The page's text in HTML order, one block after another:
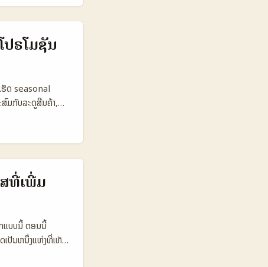
ທາງການເມື່ອກ່ອນ
ຄົ້ນຫາຄຣີເອເຕີ 🧩
€ 2.80 €
ລາງນີ້ສະແດງວ່າ
າດ scale ແຜ່
ນນະພາບແຕ່ຄ່າສູງ
ຣໂມຊັນ
ຮັດ seasonal
ມກັບລະດູສີນຄ້າ,
ດເລີ່ມແລະແນວໂນ້ມ
(Ikea x Gustaf
📊 ຕາຕະລາງຂໍ້ມູນ
800.000
& coupons
€80–€600 🛠️
ຕາຕະລາງ
ລະ TikTok ມີ
ການແບ່ງ
ທີ່ເພີ່ມ
ແບບນີ້ ຕອນນີ້
ເປັນຫນຶ່ງແຫ່ງທີ່ເຫັນ
ວມງານ ແລະການ